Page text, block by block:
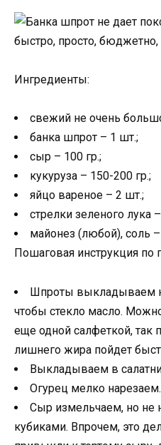
Ингредиенты:
свежий не очень
банка шпрот – 1 шт.;
сыр – 100 гр.;
кукуруза – 150-200 гр.;
яйцо вареное – 2 шт.;
стрелки зеленого лука
майонез (любой), соль –
Пошаговая инструкция по
Шпроты выкладываем
чтобы стекло масло.
еще одной салфеткой, так
лишнего жира пойдет
Выкладываем в
Огурец мелко нарезаем.
Сыр измельчаем, но не
кубиками. Впрочем, это